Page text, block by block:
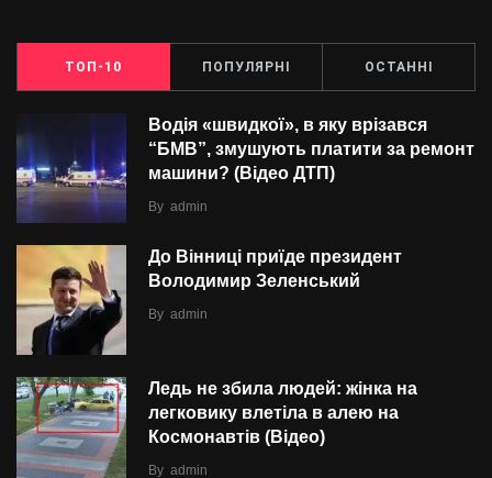
ТОП-10 ПОПУЛЯРНІ ОСТАННІ
Водія «швидкої», в яку врізався
“БMВ”, змушують платити за ремонт
машини? (Відео ДТП)
By admin
До Вінниці приїде президент
Володимир Зеленський
By admin
Ледь не збила людей: жінка на
легковику влетіла в алею на
Космонавтів (Відео)
By admin